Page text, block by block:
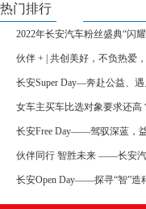
热门排行
2022年长安汽车粉丝盛典“闪
伙伴 + | 共创美好，不负热爱
长安Super Day—奔赴公益、遇
女车主买车比选对象要求还高
长安Free Day——驾驭深蓝，
伙伴同行 智胜未来 ——长安
长安Open Day——探寻“智”造